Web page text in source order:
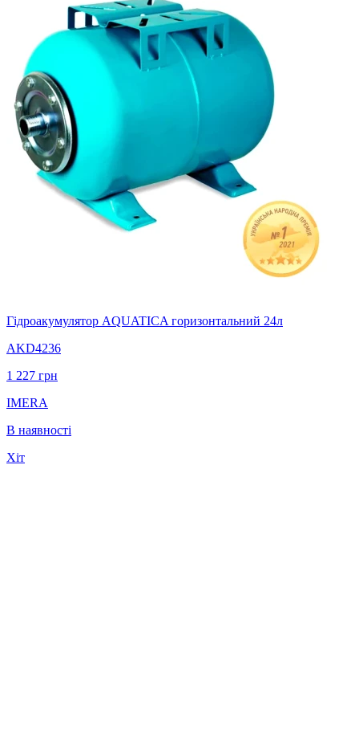
Гідроакумулятор AQUATICA горизонтальний 24л
AKD4236
1 227 грн
IMERA
В наявності
Хіт